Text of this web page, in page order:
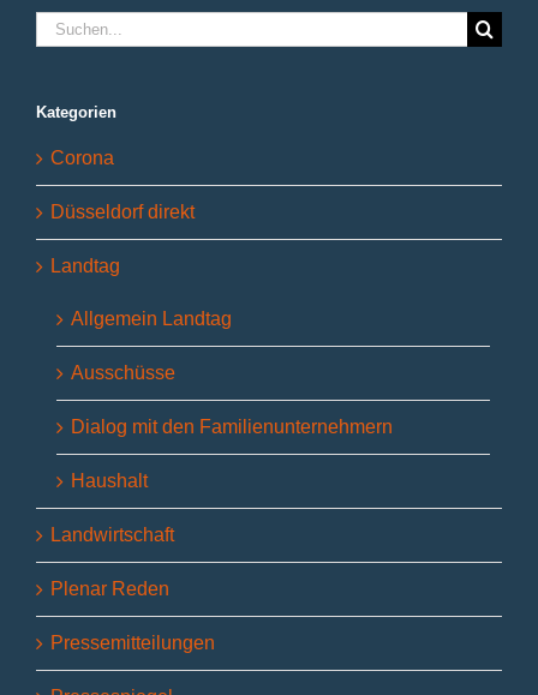
Düren
Suche
nach:
Kategorien
Corona
Düsseldorf direkt
Landtag
Allgemein Landtag
Ausschüsse
Dialog mit den Familienunternehmern
Haushalt
Landwirtschaft
Plenar Reden
Pressemitteilungen